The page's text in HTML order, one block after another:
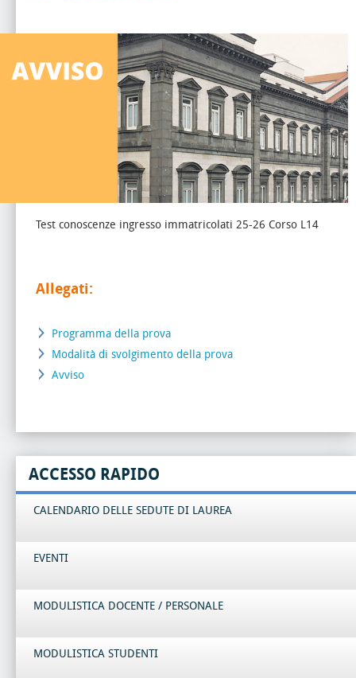
Test conoscenze ingresso immatricolati 25-26 Corso L14
Allegati:
Programma della prova
Modalità di svolgimento della prova
Avviso
ACCESSO RAPIDO
CALENDARIO DELLE SEDUTE DI LAUREA
EVENTI
MODULISTICA DOCENTE / PERSONALE
MODULISTICA STUDENTI